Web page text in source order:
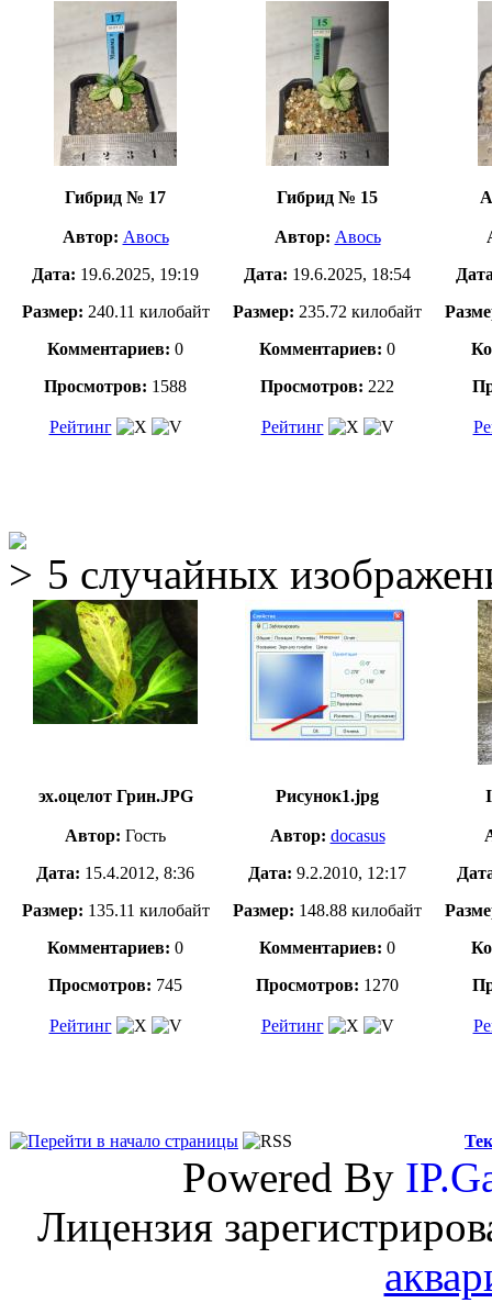
Гибрид № 17
Автор: Авось
Дата: 19.6.2025, 19:19
Размер: 240.11 килобайт
Комментариев: 0
Просмотров: 1588
Рейтинг
Гибрид № 15
Автор: Авось
Дата: 19.6.2025, 18:54
Размер: 235.72 килобайт
Комментариев: 0
Просмотров: 222
Рейтинг
5 случайных
эх.оцелот Грин.JPG
Автор: Гость
Дата: 15.4.2012, 8:36
Размер: 135.11 килобайт
Комментариев: 0
Просмотров: 745
Рейтинг
Рисунок1.jpg
Автор: docasus
Дата: 9.2.2010, 12:17
Размер: 148.88 килобайт
Комментариев: 0
Просмотров: 1270
Рейтинг
Powered By
Лицензия